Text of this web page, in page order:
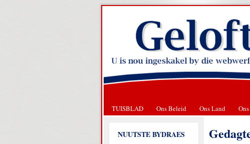
TUISBLAD Ons Beleid Ons Land
NUUTSTE BYDRAES